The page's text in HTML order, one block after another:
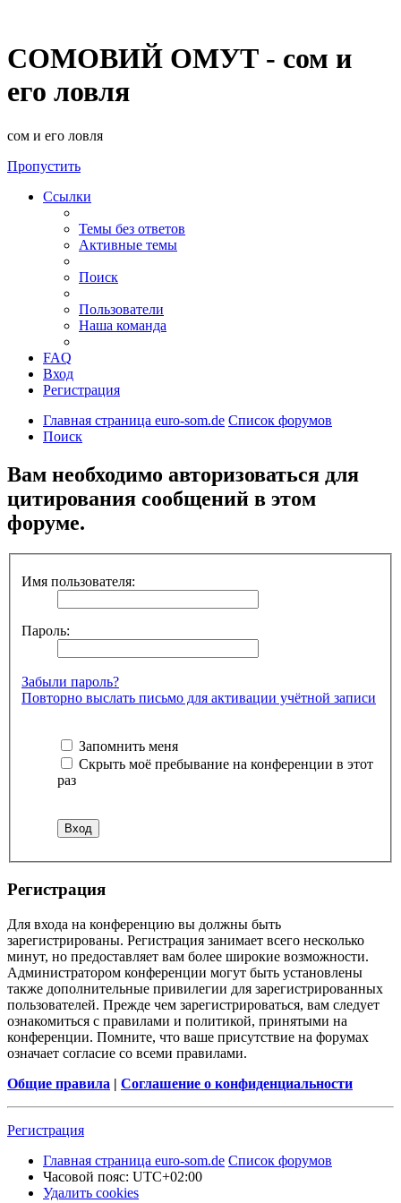
СОМОВИЙ ОМУТ - сом и
его ловля
сом и его ловля
Пропустить
Ссылки
Темы без ответов
Активные темы
Поиск
Пользователи
Наша команда
FAQ
Вход
Регистрация
Главная страница euro-som.de Список форумов
Поиск
Вам необходимо авторизоваться для
цитирования сообщений в этом
форуме.
Имя пользователя:
Пароль:
Забыли пароль?
Повторно выслать письмо для активации учётной записи
Запомнить меня
Скрыть моё пребывание на конференции в этот
раз
Регистрация
Для входа на конференцию вы должны быть
зарегистрированы. Регистрация занимает всего несколько
минут, но предоставляет вам более широкие возможности.
Администратором конференции могут быть установлены
также дополнительные привилегии для зарегистрированных
пользователей. Прежде чем зарегистрироваться, вам следует
ознакомиться с правилами и политикой, принятыми на
конференции. Помните, что ваше присутствие на форумах
означает согласие со всеми правилами.
Общие правила | Соглашение о конфиденциальности
Регистрация
Главная страница euro-som.de Список форумов
Часовой пояс: UTC+02:00
Удалить cookies